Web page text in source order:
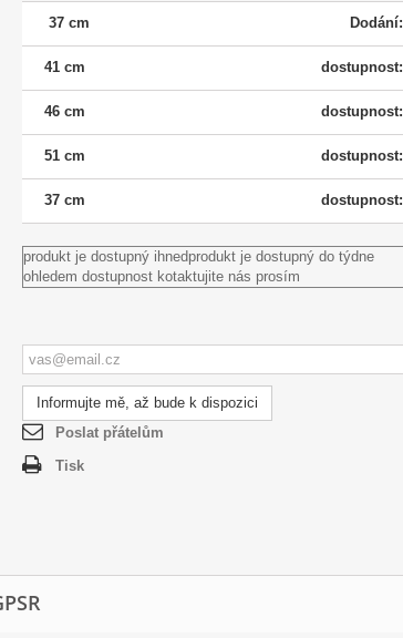
37 cm Dodání:
41 cm dostupnost:
46 cm dostupnost:
51 cm dostupnost:
37 cm dostupnost:
produkt je dostupný ihnedprodukt je dostupný do týdne
ohledem dostupnost kotaktujite nás prosím
Informujte mě, až bude k dispozici
Poslat přátelům
Tisk